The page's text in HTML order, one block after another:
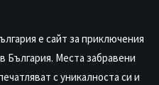
е сайт за приключения
България. Места забравени
с уникалноста си и